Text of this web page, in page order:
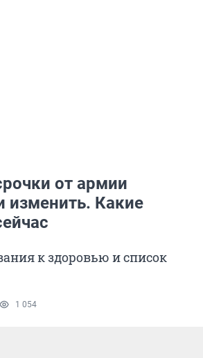
от армии
изменить. Какие
к здоровью и список
1 054